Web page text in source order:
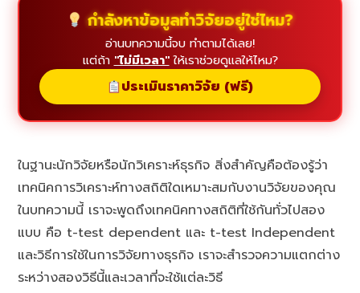
กำลังหาข้อมูลทำวิจัยอยู่ใช่ไหม?
อ่านบทความนี้จบ ทำตามได้เลย!
แต่ถ้า "ไม่มีเวลา"ให้เราช่วยดูแลให้ไหม?
ประเมินราคาวิจัย (ฟรี)
ในฐานะนักวิจัยหรือนักวิเคราะห์ธุรกิจ สิ่งสำคัญคือต้องรู้ว่า
เทคนิคการวิเคราะห์ทางสถิติใดเหมาะสมกับงานวิจัยของคุณ
ในบทความนี้ เราจะพูดถึงเทคนิคทางสถิติที่ใช้กันทั่วไปสอง
แบบ คือ t-test dependent และ t-test Independent
และวิธีการใช้ในการวิจัยทางธุรกิจ เราจะสำรวจความแตกต่าง
ระหว่างสองวิธีนี้และเวลาที่จะใช้แต่ละวิธี